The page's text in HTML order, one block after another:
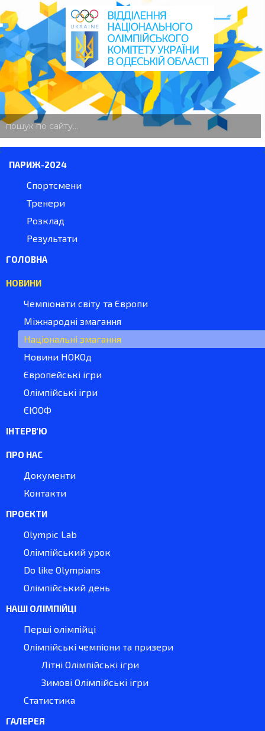
пошук
по
ПАРИЖ-2024
Спортсмени
Тренери
Розклад
Результати
ГОЛОВНА
НОВИНИ
Чемпіонати світу та Європи
Міжнародні змагання
Національні змагання
Новини НОКОд
Європейські ігри
Олімпійські ігри
ЄЮОФ
ІНТЕРВ'Ю
ПРО НАС
Документи
Контакти
ПРОЄКТИ
Olympic Lab
Олімпійський урок
Do like Olympians
Олімпійський день
НАШІ ОЛІМПІЙЦІ
Перші олімпійці
Олімпійські чемпіони та призери
Літні Олімпійські ігри
Зимові Олімпійські ігри
Статистика
ГАЛЕРЕЯ